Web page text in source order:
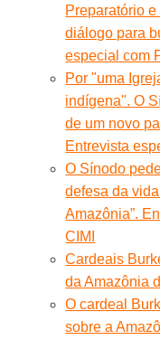
Preparatório
diálogo para
especial com
Por "uma
indígena". O
de um novo
Entrevista
O Sínodo
defesa da
Amazônia”.
CIMI
Cardeais
da Amazônia
O cardeal
sobre a